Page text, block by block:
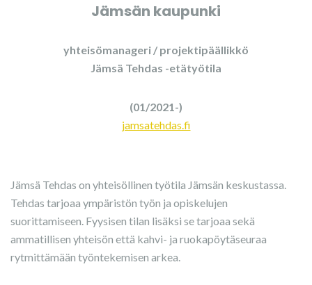
Jämsän kaupunki
yhteisömanageri / projektipäällikkö
Jämsä Tehdas -etätyötila
(01/2021-)
jamsatehdas.fi
Jämsä Tehdas on yhteisöllinen työtila Jämsän keskustassa.
Tehdas tarjoaa ympäristön työn ja opiskelujen
suorittamiseen. Fyysisen tilan lisäksi se tarjoaa sekä
ammatillisen yhteisön että kahvi- ja ruokapöytäseuraa
rytmittämään työntekemisen arkea.